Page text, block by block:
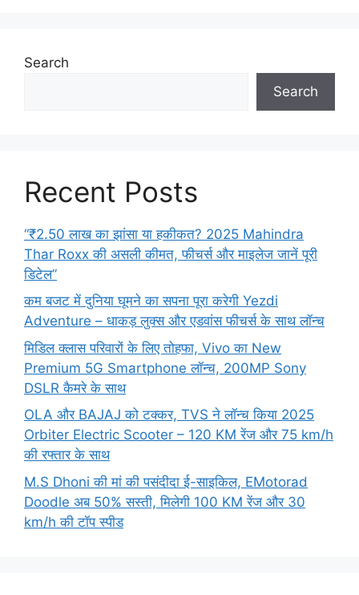
Search
Search
Recent Posts
“₹2.50 लाख का झांसा या हकीकत? 2025 Mahindra
Thar Roxx की असली कीमत, फीचर्स और माइलेज जानें पूरी
डिटेल”
कम बजट में दुनिया घूमने का सपना पूरा करेगी Yezdi
Adventure – धाकड़ लुक्स और एडवांस फीचर्स के साथ लॉन्च
मिडिल क्लास परिवारों के लिए तोहफा, Vivo का New
Premium 5G Smartphone लॉन्च, 200MP Sony
DSLR कैमरे के साथ
OLA और BAJAJ को टक्कर, TVS ने लॉन्च किया 2025
Orbiter Electric Scooter – 120 KM रेंज और 75 km/h
की रफ्तार के साथ
M.S Dhoni की मां की पसंदीदा ई-साइकिल, EMotorad
Doodle अब 50% सस्ती, मिलेगी 100 KM रेंज और 30
km/h की टॉप स्पीड